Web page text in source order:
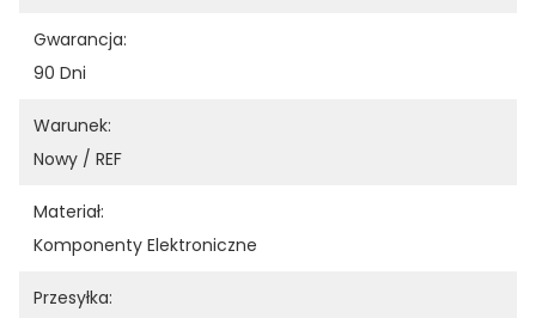
Gwarancja:
90 Dni
Warunek:
Nowy / REF
Materiał:
Komponenty Elektroniczne
Przesyłka: